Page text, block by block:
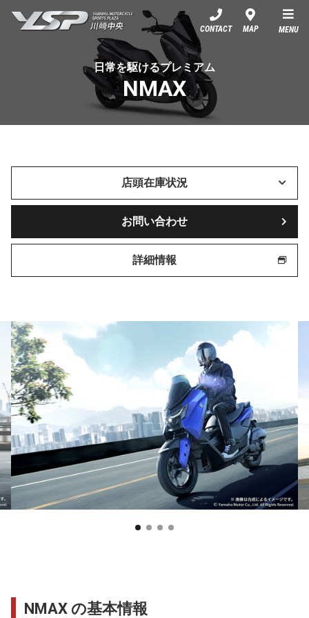
YSP川崎中央
CONTACT MAP MENU
日常を駆けるプレミアム
NMAX
店頭在庫状況
お問い合わせ
詳細情報
NMAX の基本情報